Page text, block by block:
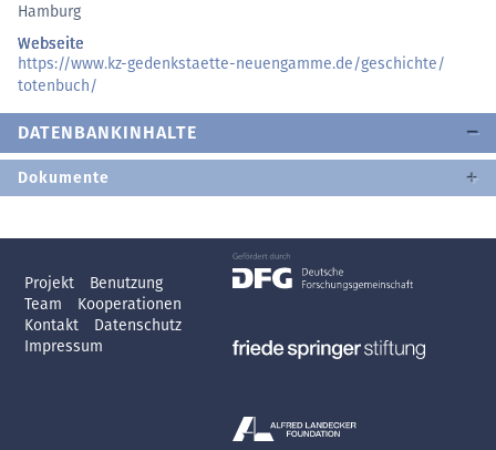
Hamburg
Webseite
https://www.kz-gedenkstaette-neuengamme.de/geschichte/
totenbuch/
DATENBANKINHALTE
Dokumente
Projekt
Benutzung
Team
Kooperationen
Kontakt
Datenschutz
Impressum